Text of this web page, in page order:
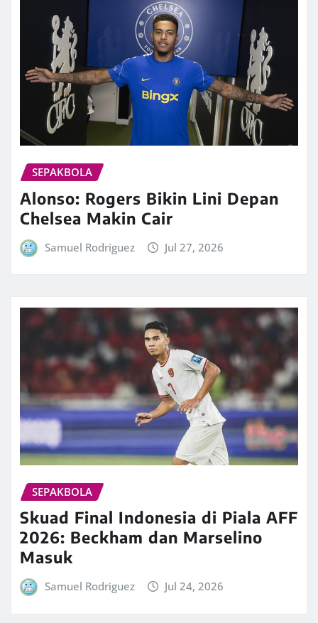
SEPAKBOLA
Alonso: Rogers Bikin Lini Depan
Chelsea Makin Cair
Samuel Rodriguez Jul 27, 2026
SEPAKBOLA
Skuad Final Indonesia di Piala AFF
2026: Beckham dan Marselino
Masuk
Samuel Rodriguez Jul 24, 2026